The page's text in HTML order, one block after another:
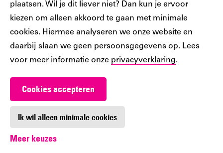
plaatsen. Wil je dit liever niet? Dan kun je ervoor
kiezen om alleen akkoord te gaan met minimale
cookies. Hiermee analyseren we onze website en
daarbij slaan we geen persoonsgegevens op. Lees
voor meer informatie onze privacyverklaring.
Cookies accepteren
Ik wil alleen minimale cookies
Meer keuzes
Ons
account
Ons
account
Ons
Instagram
account
Ons
account
Ons
account
Werken bij De Nieuwe Bibliotheek
Digitoegankelijkheid